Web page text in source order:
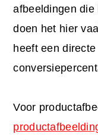
afbeeldingen die
doen het hier
heeft een
Voor